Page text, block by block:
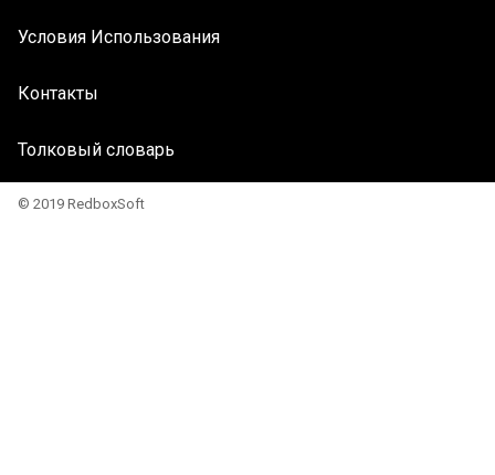
Условия Использования
Контакты
Толковый словарь
© 2019 RedboxSoft